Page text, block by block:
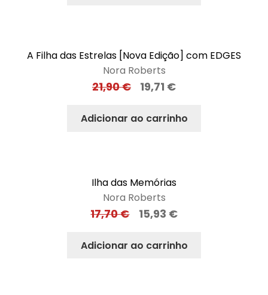
A Filha das Estrelas [Nova Edição] com EDGES
Nora Roberts
21,90€ 19,71 €
Adicionar ao carrinho
Ilha das Memórias
Nora Roberts
17,70€ 15,93 €
Adicionar ao carrinho